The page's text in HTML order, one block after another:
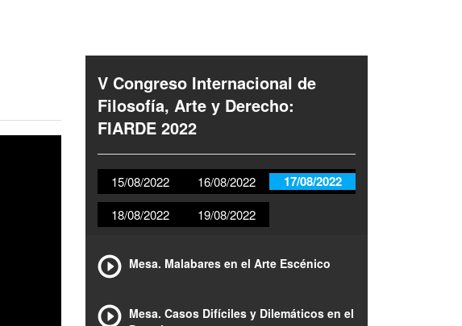
V Congreso Internacional de
Filosofía, Arte y Derecho:
FIARDE 2022
15/08/2022 16/08/2022 17/08/2022
18/08/2022 19/08/2022
Mesa. Malabares en el Arte Escénico
Mesa. Casos Difíciles y Dilemáticos en el